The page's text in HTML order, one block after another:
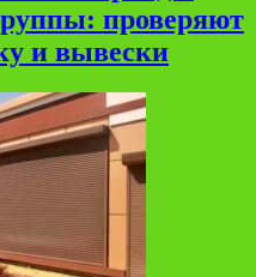
проверяют
и вывески